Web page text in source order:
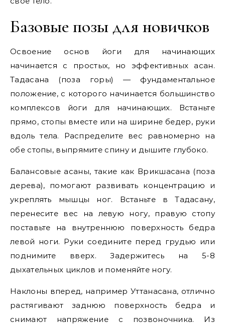
Базовые позы для новичков
Освоение основ йоги для начинающих
начинается с простых, но эффективных асан.
Тадасана (поза горы) — фундаментальное
положение, с которого начинается большинство
комплексов йоги для начинающих. Встаньте
прямо, стопы вместе или на ширине бедер, руки
вдоль тела. Распределите вес равномерно на
обе стопы, выпрямите спину и дышите глубоко.
Балансовые асаны, такие как Врикшасана (поза
дерева), помогают развивать концентрацию и
укреплять мышцы ног. Встаньте в Тадасану,
перенесите вес на левую ногу, правую стопу
поставьте на внутреннюю поверхность бедра
левой ноги. Руки соедините перед грудью или
поднимите вверх. Задержитесь на 5-8
дыхательных циклов и поменяйте ногу.
Наклоны вперед, например Уттанасана, отлично
растягивают заднюю поверхность бедра и
снимают напряжение с позвоночника. Из